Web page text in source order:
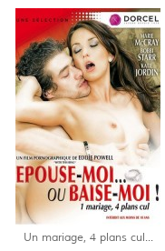
Un mariage, 4 plans cul...